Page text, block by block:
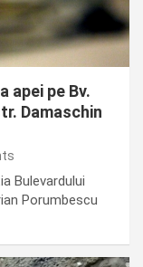
apei pe Bv.
Damaschin
Bulevardului
Porumbescu